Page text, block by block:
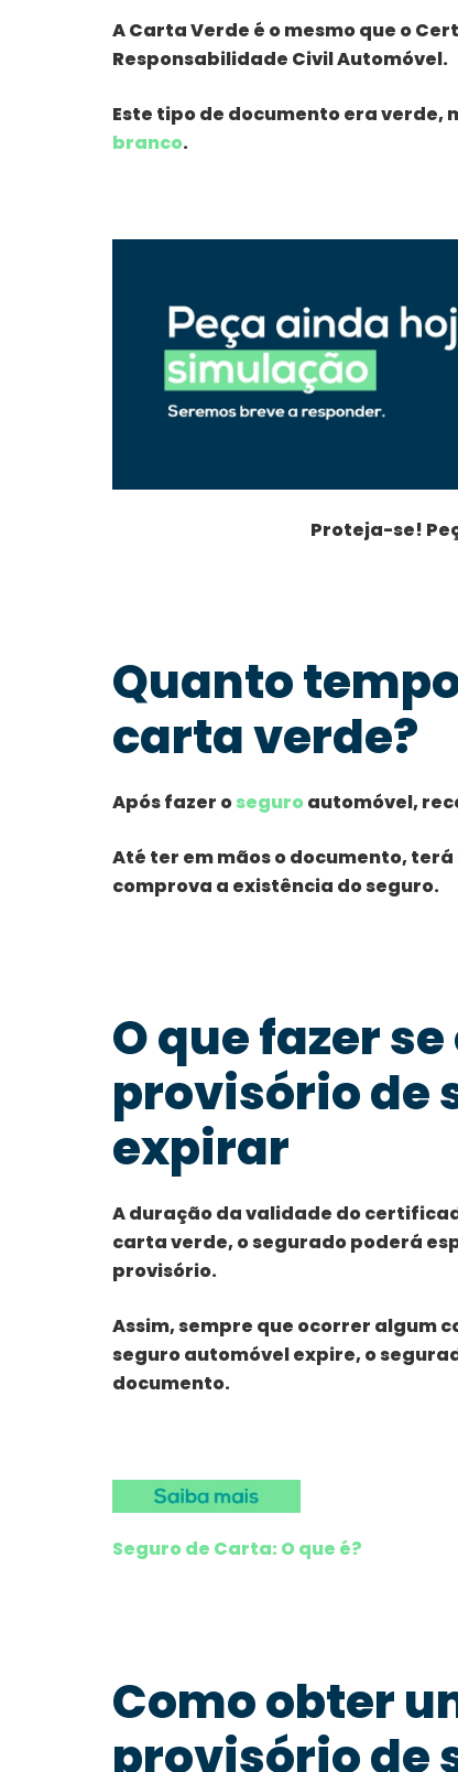
A Carta Verde é o mesmo que o
Responsabilidade Civil Automóvel.
Este tipo de documento era verde,
branco.
Proteja-se!
Quanto
carta verde?
Após fazer oseguro automóvel,
Até ter em mãos o documento,
comprova a existência do seguro.
O que fazer
provisório de
expirar
A duração da validade do
carta verde, o segurado poderá
provisório.
Assim, sempre que ocorrer algum
seguro automóvel expire, o
documento.
Seguro de Carta: O que é?
Como obter
provisório de